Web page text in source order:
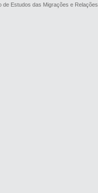
de Estudos das Migrações e Relações